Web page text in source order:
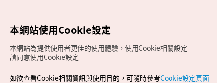
本網站使用Cookie設定
本網站為提供使用者更佳的使用體驗，使用Cookie相關設定
請同意使用Cookie設定
如欲查看Cookie相關資訊與使用目的，可隨時參考Cookie設定頁面